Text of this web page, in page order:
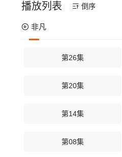
播放列表 倒序
非凡
第26集
第20集
第14集
第08集